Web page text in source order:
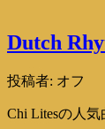
Dutch
投稿者: オフ
Chi Litesの人